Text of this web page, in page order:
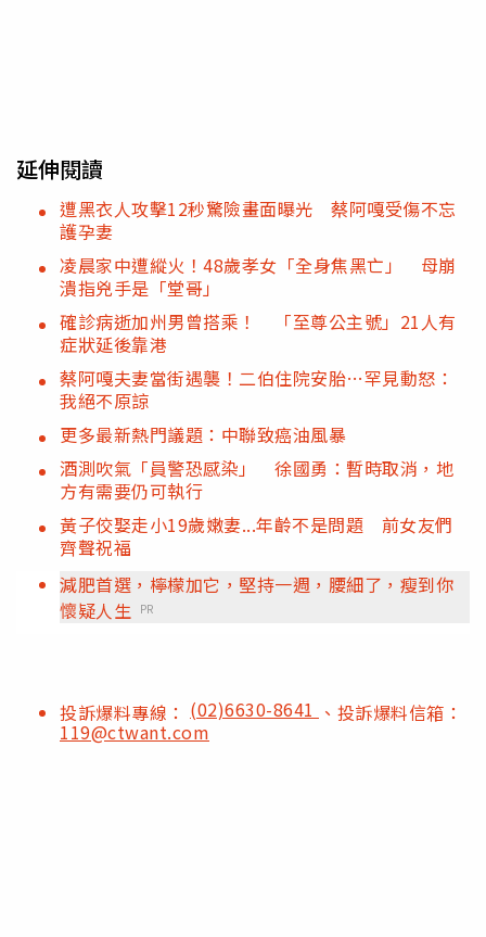
延伸閱讀
遭黑衣人攻擊12秒驚險畫面曝光 蔡阿嘎受傷不忘
護孕妻
凌晨家中遭縱火！48歲孝女「全身焦黑亡」 母崩
潰指兇手是「堂哥」
確診病逝加州男曾搭乘！ 「至尊公主號」21人有
症狀延後靠港
蔡阿嘎夫妻當街遇襲！二伯住院安胎…罕見動怒：
我絕不原諒
更多最新熱門議題：中聯致癌油風暴
酒測吹氣「員警恐感染」 徐國勇：暫時取消，地
方有需要仍可執行
黃子佼娶走小19歲嫩妻...年齡不是問題 前女友們
齊聲祝福
減肥首選，檸檬加它，堅持一週，腰細了，瘦到你
懷疑人生 PR
投訴爆料專線： (02)6630-8641 、投訴爆料信箱：
119@ctwant.com